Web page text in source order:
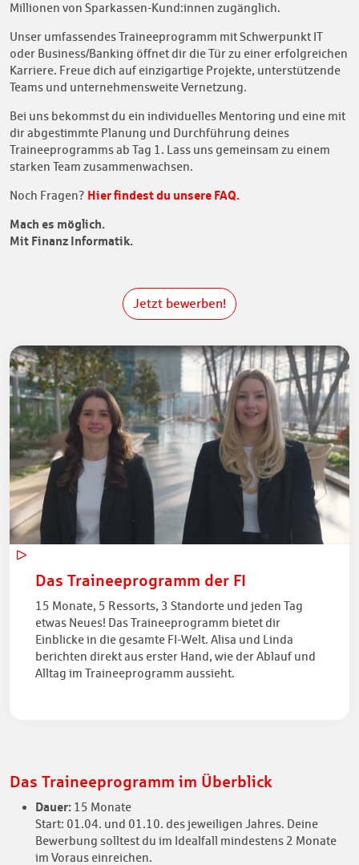
Millionen von Sparkassen-Kund:innen zugänglich.
Unser umfassendes Traineeprogramm mit Schwerpunkt IT
oder Business/Banking öffnet dir die Tür zu einer erfolgreichen
Karriere. Freue dich auf einzigartige Projekte, unterstützende
Teams und unternehmensweite Vernetzung.
Bei uns bekommst du ein individuelles Mentoring und eine mit
dir abgestimmte Planung und Durchführung deines
Traineeprogramms ab Tag 1. Lass uns gemeinsam zu einem
starken Team zusammenwachsen.
Noch Fragen? Hier findest du unsere FAQ.
Mach es möglich.
Mit Finanz Informatik.
Jetzt bewerben!
Das Traineeprogramm der FI
15 Monate, 5 Ressorts, 3 Standorte und jeden Tag
etwas Neues! Das Traineeprogramm bietet dir
Einblicke in die gesamte FI-Welt. Alisa und Linda
berichten direkt aus erster Hand, wie der Ablauf und
Alltag im Traineeprogramm aussieht.
Das Traineeprogramm im Überblick
Dauer: 15 Monate
Start: 01.04. und 01.10. des jeweiligen Jahres. Deine
Bewerbung solltest du im Idealfall mindestens 2 Monate
im Voraus einreichen.